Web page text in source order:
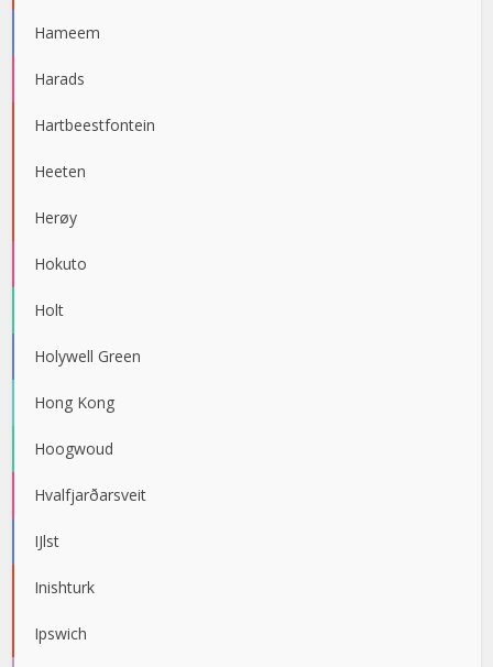
Hameem
Harads
Hartbeestfontein
Heeten
Herøy
Hokuto
Holt
Holywell Green
Hong Kong
Hoogwoud
Hvalfjarðarsveit
IJlst
Inishturk
Ipswich